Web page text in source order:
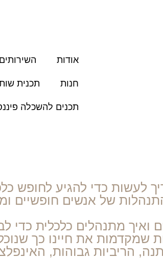
אודות
חנות תכנית
תכנים להשכלה
לעשות כדי להגיע לחופש
של אנשים חופשיים
ואיך מתנהלים כלכלית כדי
את חיינו כך
הריביות גבוהות,